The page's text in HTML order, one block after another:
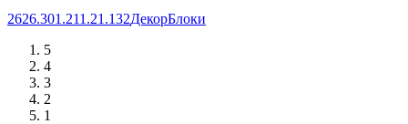
2626.301.211.21.132ДекорБлоки
5
4
3
2
1